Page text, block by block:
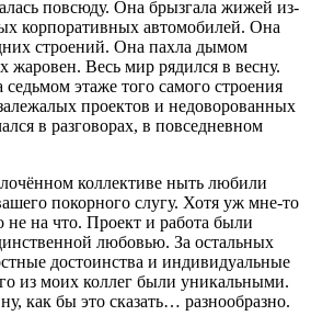
повсюду. Она брызгала жижей из-
корпоративных автомобилей. Она
строений. Она пахла дымом
жаровен. Весь мир рядился в весну.
этаже того самого строения
проектов и недоворованных
в разговорах, в повседневном
коллективе ныть любили
покорного слугу. Хотя уж мне-то
не на что. Проект и работа были
любовью. За остальных
достоинства и индивидуальные
из моих коллег были уникальными.
как бы это сказать… разнообразно.